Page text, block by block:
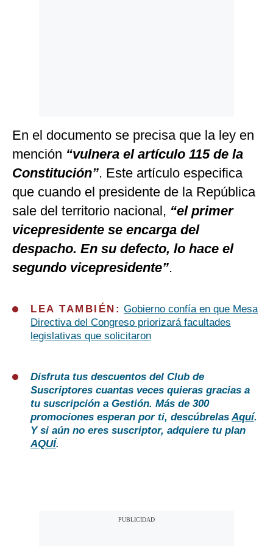
En el documento se precisa que la ley en
mención “vulnera el artículo 115 de la
Constitución”. Este artículo especifica
que cuando el presidente de la República
sale del territorio nacional, “el primer
vicepresidente se encarga del
despacho. En su defecto, lo hace el
segundo vicepresidente”.
LEA TAMBIÉN: Gobierno confía en que Mesa
Directiva del Congreso priorizará facultades
legislativas que solicitaron
Disfruta tus descuentos del Club de
Suscriptores cuantas veces quieras gracias a
tu suscripción a Gestión. Más de 300
promociones esperan por ti, descúbrelasAquí.
Y si aún no eres suscriptor, adquiere tu plan
AQUÍ.